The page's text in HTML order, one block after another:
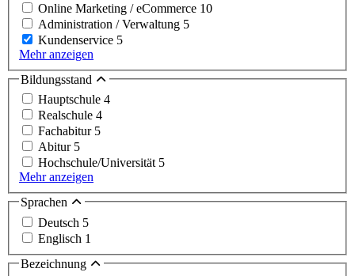
Online Marketing / eCommerce 10
Administration / Verwaltung 5
Kundenservice 5
Mehr anzeigen
Bildungsstand
Hauptschule 4
Realschule 4
Fachabitur 5
Abitur 5
Hochschule/Universität 5
Mehr anzeigen
Sprachen
Deutsch 5
Englisch 1
Bezeichnung